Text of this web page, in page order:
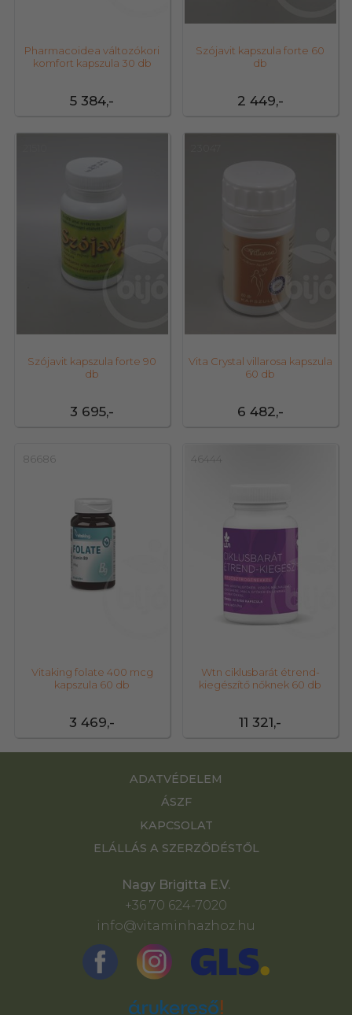
5 384,-
Pharmacoidea változókori
komfort kapszula 30 db
2 449,-
Szójavit kapszula forte 60
db
3 695,-
Szójavit kapszula forte 90
db
6 482,-
Vita Crystal villarosa kapszula
60 db
86686
3 469,-
Vitaking folate 400 mcg
kapszula 60 db
46444
11 321,-
Wtn ciklusbarát étrend-
kiegészítő nőknek 60 db
ADATVÉDELEM
ÁSZF
KAPCSOLAT
ELÁLLÁS A SZERZŐDÉSTŐL
Nagy Brigitta E.V.
+36 70 624-7020
info@vitaminhazhoz.hu